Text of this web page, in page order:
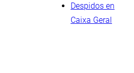
Despidos en
Caixa Geral